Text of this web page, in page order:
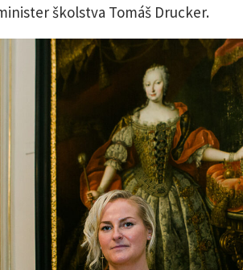
školstva Tomáš Drucker.